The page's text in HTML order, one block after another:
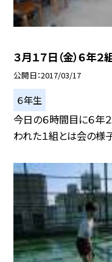
３月１７日（金）６年
公開日 2017/03/17
６年生
今日の６時間目に６年
われた１組とは会の様